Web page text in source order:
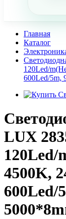
Главная
Каталог
120Led/
600Led/5m,
LUX
4500K,
600Led/